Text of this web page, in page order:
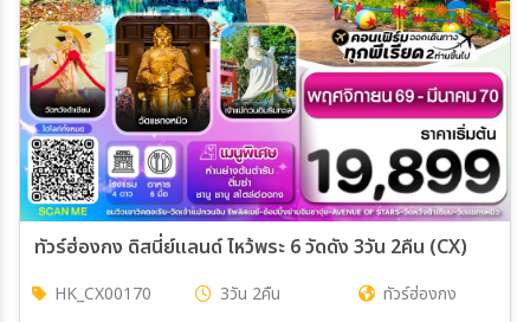
สายการบิน
ตั้งแต่วันที่
ถึงวันที่
เฉพาะเดือน
ทัวร์ฮ่องกง ดิสนี่ย์แลนด์ ไหว้พระ 6 วัดดัง 3วัน 2คืน (CX)
HK_CX00170 3วัน 2คืน
ทัวร์ฮ่องกง